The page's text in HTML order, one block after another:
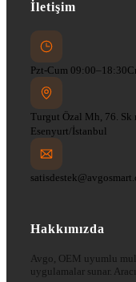
İletişim
Pzt-Cum 09:00–18:30
Turgut Özal Mh, 76. Sk
Esenyurt/İstanbul
Hakkımızda
Avgo, OEM uyumlu
uygulamalar sunar.